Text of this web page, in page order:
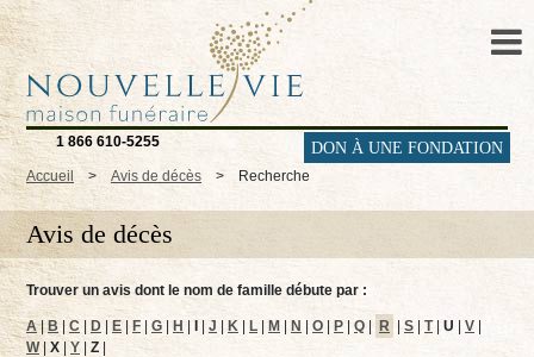
1 866 610-5255 DON À UNE FONDATION
Accueil > Avis de décès > Recherche
Avis de décès
Trouver un avis dont le nom de famille débute par :
A B C D E F G H J K L M N O P Q R S T U V
W
X Y Z